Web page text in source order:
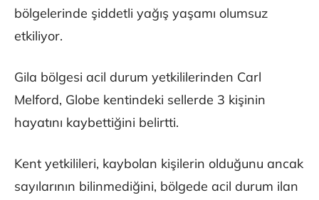
bölgelerinde şiddetli yağış yaşamı olumsuz
etkiliyor.
Gila bölgesi acil durum yetkililerinden Carl
Melford, Globe kentindeki sellerde 3 kişinin
hayatını kaybettiğini belirtti.
Kent yetkilileri, kaybolan kişilerin olduğunu ancak
sayılarının bilinmediğini, bölgede acil durum ilan